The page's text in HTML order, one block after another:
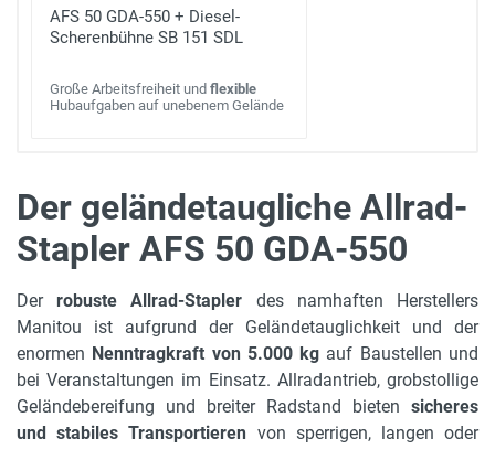
AFS 50 GDA-550 + Diesel-
Scherenbühne SB 151 SDL
Große Arbeitsfreiheit und flexible
Hubaufgaben auf unebenem Gelände
max. Hubhöhe
Länge mit Gabeln
5.65 m
Leergewicht
8900 kg
Der geländetaugliche Allrad-
Stapler AFS 50 GDA-550
Derrobuste Allrad-Stapler des namhaften Herstellers
Manitou ist aufgrund der Geländetauglichkeit und der
enormen Nenntragkraft von 5.000 kg auf Baustellen und
bei Veranstaltungen im Einsatz. Allradantrieb, grobstollige
Geländebereifung und breiter Radstand bieten sicheres
und stabiles Transportieren von sperrigen, langen oder